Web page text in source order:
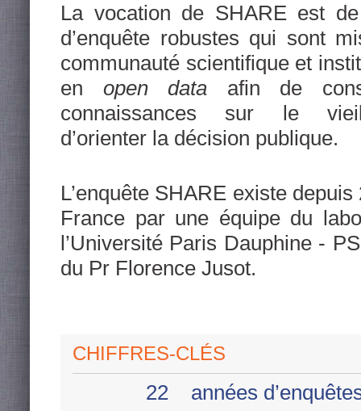
La vocation de SHARE est
d’enquête robustes qui sont
communauté scientifique et
en open data afin de
connaissances sur le
d’orienter la décision publique.
L’enquête SHARE existe
France par une équipe du
l’Université Paris Dauphine -
du Pr Florence Jusot.
CHIFFRES-CLÉS
22 années